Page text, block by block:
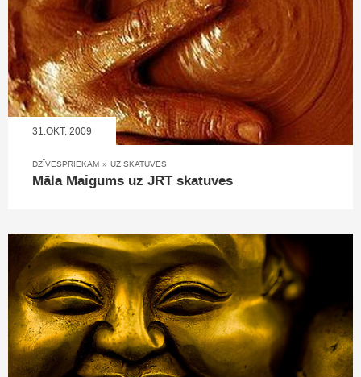
31.OKT, 2009
DZĪVESPRIEKAM » UZ SKATUVES
Māla Maigums uz JRT skatuves